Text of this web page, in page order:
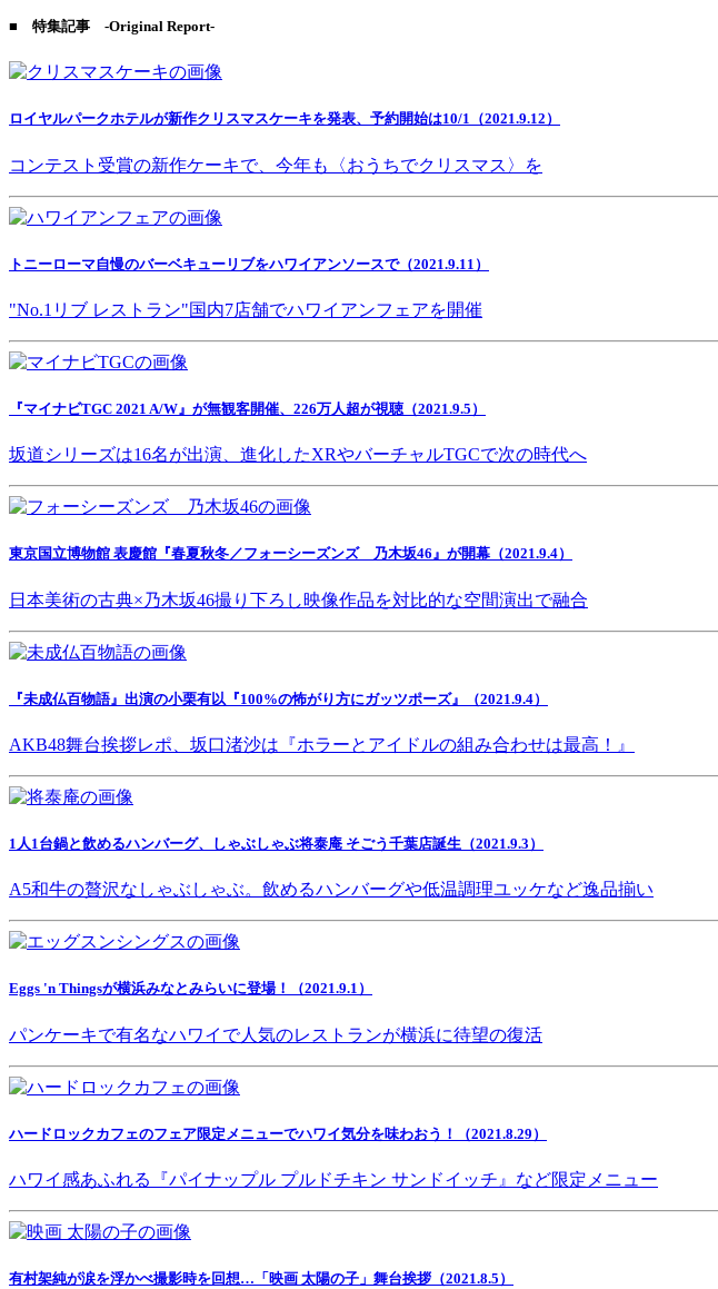
■ 特集記事 -Original Report-
ロイヤルパークホテルが新作クリスマスケーキを発表、予約開始は10/1（2021.9.12）
コンテスト受賞の新作ケーキで、今年も〈おうちでクリスマス〉を
トニーローマ自慢のバーベキューリブをハワイアンソースで（2021.9.11）
"No.1リブ レストラン"国内7店舗でハワイアンフェアを開催
『マイナビTGC 2021 A/W』が無観客開催、226万人超が視聴（2021.9.5）
坂道シリーズは16名が出演、進化したXRやバーチャルTGCで次の時代へ
東京国立博物館 表慶館『春夏秋冬／フォーシーズンズ 乃木坂46』が開幕（2021.9.4）
日本美術の古典×乃木坂46撮り下ろし映像作品を対比的な空間演出で融合
『未成仏百物語』出演の小栗有以『100%の怖がり方にガッツポーズ』（2021.9.4）
AKB48舞台挨拶レポ、坂口渚沙は『ホラーとアイドルの組み合わせは最高！』
1人1台鍋と飲めるハンバーグ、しゃぶしゃぶ将泰庵 そごう千葉店誕生（2021.9.3）
A5和牛の贅沢なしゃぶしゃぶ。飲めるハンバーグや低温調理ユッケなど逸品揃い
Eggs 'n Thingsが横浜みなとみらいに登場！（2021.9.1）
パンケーキで有名なハワイで人気のレストランが横浜に待望の復活
ハードロックカフェのフェア限定メニューでハワイ気分を味わおう！（2021.8.29）
ハワイ感あふれる『パイナップル プルドチキン サンドイッチ』など限定メニュー
有村架純が涙を浮かべ撮影時を回想…「映画 太陽の子」舞台挨拶（2021.8.5）